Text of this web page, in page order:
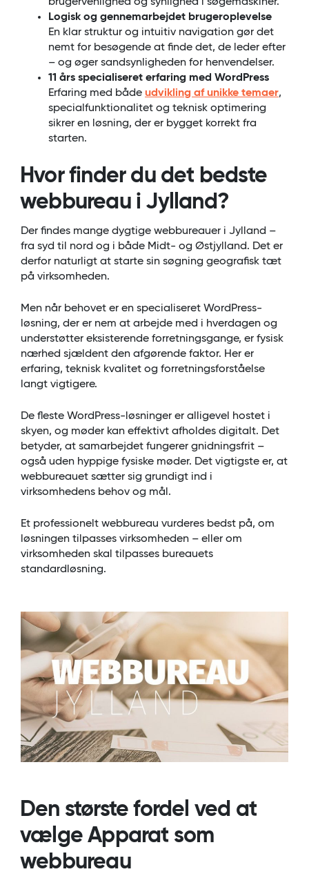
Logisk og gennemarbejdet brugeroplevelse
En klar struktur og intuitiv navigation gør det
nemt for besøgende at finde det, de leder efter
– og øger sandsynligheden for henvendelser.
11 års specialiseret erfaring med WordPress
Erfaring med både udvikling af unikke temaer,
specialfunktionalitet og teknisk optimering
sikrer en løsning, der er bygget korrekt fra
starten.
Hvor finder du det bedste
webbureau i Jylland?
Der findes mange dygtige webbureauer i Jylland –
fra syd til nord og i både Midt- og Østjylland. Det er
derfor naturligt at starte sin søgning geografisk tæt
på virksomheden.
Men når behovet er en specialiseret WordPress-
løsning, der er nem at arbejde med i hverdagen og
understøtter eksisterende forretningsgange, er fysisk
nærhed sjældent den afgørende faktor. Her er
erfaring, teknisk kvalitet og forretningsforståelse
langt vigtigere.
De fleste WordPress-løsninger er alligevel hostet i
skyen, og møder kan effektivt afholdes digitalt. Det
betyder, at samarbejdet fungerer gnidningsfrit –
også uden hyppige fysiske møder. Det vigtigste er, at
webbureauet sætter sig grundigt ind i
virksomhedens behov og mål.
Et professionelt webbureau vurderes bedst på, om
løsningen tilpasses virksomheden – eller om
virksomheden skal tilpasses bureauets
standardløsning.
Den største fordel ved at
vælge Apparat som
webbureau